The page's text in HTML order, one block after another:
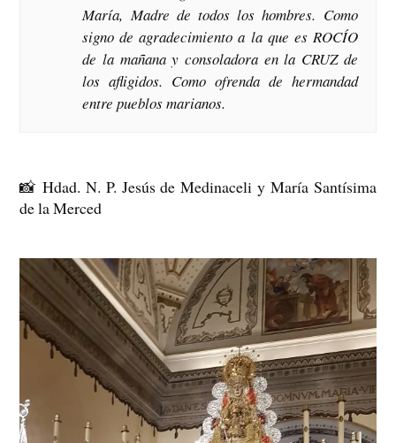
María, Madre de todos los hombres. Como
signo de agradecimiento a la que es ROCÍO
de la mañana y consoladora en la CRUZ de
los afligidos. Como ofrenda de hermandad
entre pueblos marianos.
📸 Hdad. N. P. Jesús de Medinaceli y María Santísima
de la Merced